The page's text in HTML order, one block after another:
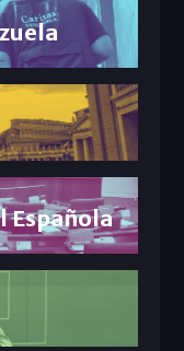
Española